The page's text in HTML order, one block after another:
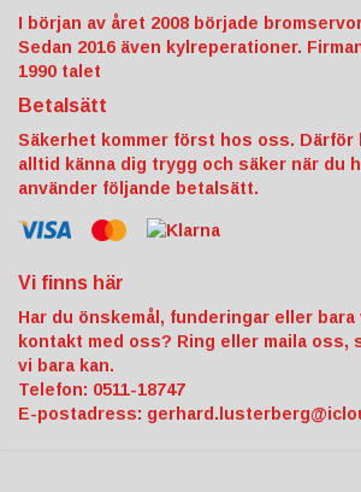
I början av året 2008 började
Sedan 2016 även kylreperationer.
1990 talet
Betalsätt
Säkerhet kommer först hos oss. Därför
alltid känna dig trygg och säker när du
använder följande betalsätt.
Vi finns här
Har du önskemål, funderingar eller bara
kontakt med oss? Ring eller maila oss,
vi bara kan.
Telefon: 0511-18747
E-postadress: